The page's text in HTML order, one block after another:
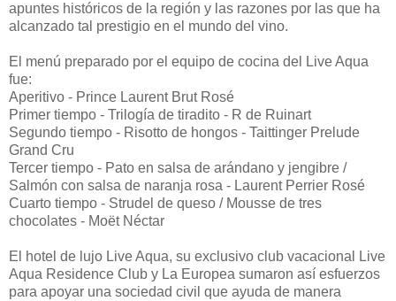
apuntes históricos de la región y las razones por las que ha
alcanzado tal prestigio en el mundo del vino.
El menú preparado por el equipo de cocina del Live Aqua
fue:
Aperitivo - Prince Laurent Brut Rosé
Primer tiempo - Trilogía de tiradito - R de Ruinart
Segundo tiempo - Risotto de hongos - Taittinger Prelude
Grand Cru
Tercer tiempo - Pato en salsa de arándano y jengibre /
Salmón con salsa de naranja rosa - Laurent Perrier Rosé
Cuarto tiempo - Strudel de queso / Mousse de tres
chocolates - Moët Néctar
El hotel de lujo Live Aqua, su exclusivo club vacacional Live
Aqua Residence Club y La Europea sumaron así esfuerzos
para apoyar una sociedad civil que ayuda de manera